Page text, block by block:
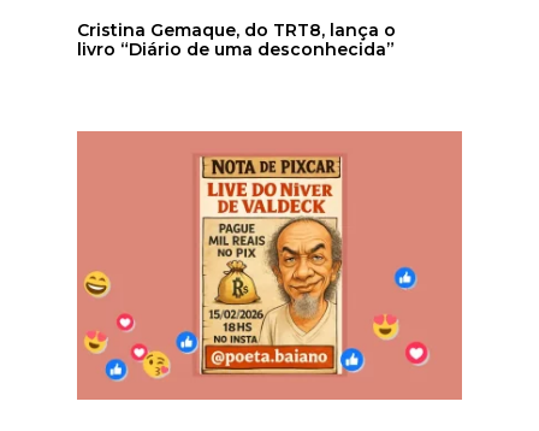
Cristina Gemaque, do TRT8, lança o
livro “Diário de uma desconhecida”